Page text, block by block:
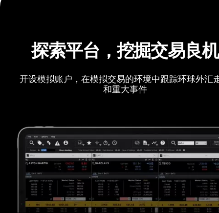
探索平台，挖掘交易良机
开设模拟账户，在模拟交易的环境中跟踪环球外汇
和重大事件